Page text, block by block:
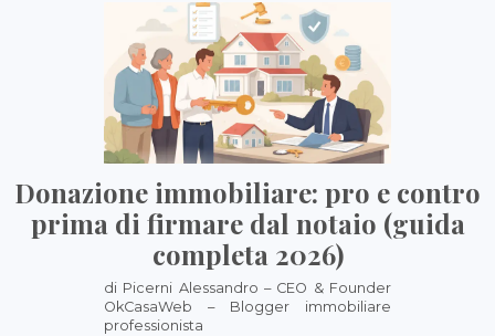
Donazione immobiliare: pro e contro
prima di firmare dal notaio (guida
completa 2026)
di Picerni Alessandro – CEO & Founder
OkCasaWeb – Blogger immobiliare
professionista